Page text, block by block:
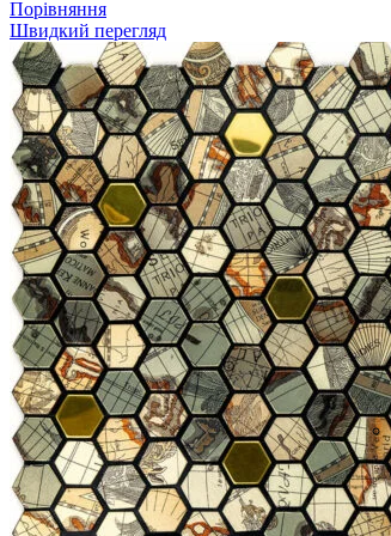
Порівняння
Швидкий перегляд